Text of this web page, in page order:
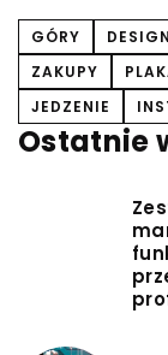
GÓRY DESIGN
ZAKUPY
JEDZENIE
Ostatnie